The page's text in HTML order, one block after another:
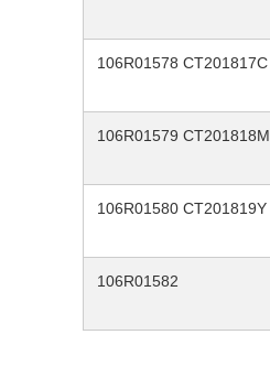
106R01578 CT201817C
106R01579 CT201818M
106R01580 CT201819Y
106R01582